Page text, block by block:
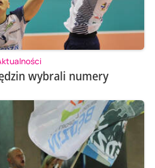
wybrali numery